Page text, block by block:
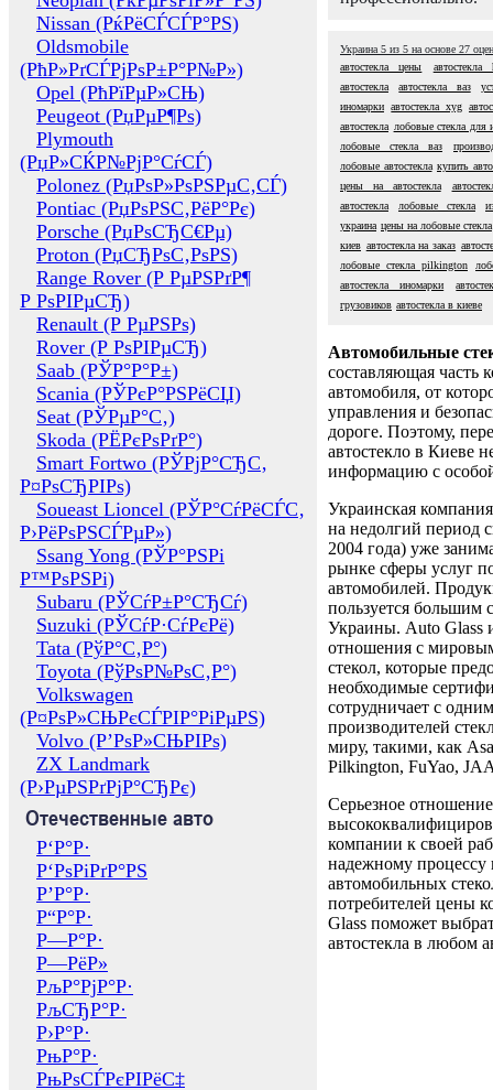
Nissan (РќРёСЃСЃР°РЅ)
Oldsmobile
(РћР»РґСЃРјРѕР±Р°Р№Р»)
Opel (РћРїРµР»СЊ)
Peugeot (РџРµР¶Рѕ)
Plymouth
(РџР»СЌР№РјР°СѓСЃ)
Polonez (РџРѕР»РѕРЅРµС‚СЃ)
Pontiac (РџРѕРЅС‚РёР°Рє)
Porsche (РџРѕСЂС€Рµ)
Proton (РџСЂРѕС‚РѕРЅ)
Range Rover (Р РµРЅРґР¶
Р РѕРІРµСЂ)
Renault (Р РµРЅРѕ)
Rover (Р РѕРІРµСЂ)
Saab (РЎР°Р°Р±)
Scania (РЎРєР°РЅРёСЏ)
Seat (РЎРµР°С‚)
Skoda (РЁРєРѕРґР°)
Smart Fortwo (РЎРјР°СЂС‚
Р¤РѕСЂРІРѕ)
Soueast Lioncel (РЎР°СѓРёСЃС‚
Р›РёРѕРЅСЃРµР»)
Ssang Yong (РЎР°РЅРі
Р™РѕРЅРі)
Subaru (РЎСѓР±Р°СЂСѓ)
Suzuki (РЎСѓР·СѓРєРё)
Tata (РўР°С‚Р°)
Toyota (РўРѕР№РѕС‚Р°)
Volkswagen
(Р¤РѕР»СЊРєСЃРІР°РіРµРЅ)
Volvo (Р’РѕР»СЊРІРѕ)
ZX Landmark
(Р›РµРЅРґРјР°СЂРє)
Отечественные авто
Р‘Р°Р·
Р‘РѕРіРґР°РЅ
Р’Р°Р·
Р“Р°Р·
Р—Р°Р·
Р—РёР»
РљР°РјР°Р·
РљСЂР°Р·
Р›Р°Р·
РњР°Р·
РњРѕСЃРєРІРёС‡
Украина 5 из 5 на основе 27
автостекла цены
автостекла
автостекла
автостекла ваз
иномарки автостекла xyg
автостекла лобовые стекла для
лобовые стекла ваз
лобовые автостекла купить
цены на автостекла
автостекла
лобовые стекла
украина цены на лобовые стекла
киев автостекла на заказ
лобовые стекла pilkington
автостекла иномарки
грузовиков автостекла в киеве
Автомобильные
составляющая часть
автомобиля, от
управления и
дороге. Поэтому,
автостекло в Киеве
информацию с
Украинская
на недолгий период
2004 года) уже
рынке сферы услуг
автомобилей.
пользуется большим
Украины. Auto Glass
отношения с
стекол, которые
необходимые
сотрудничает с
производителей
миру, такими, как
Pilkington, FuYao,
Серьезное отношение
компании к своей
надежному процессу
автомобильных
потребителей цены
Glass поможет
автостекла в любом